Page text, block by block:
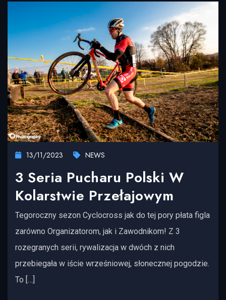
13/11/2023 NEWS
3 Seria Pucharu Polski W
Kolarstwie Przełajowym
Tegoroczny sezon Cyclocross jak do tej pory płata figla
zarówno Organizatorom, jak i Zawodnikom! Z 3
rozegranych serii, rywalizacja w dwóch z nich
przebiegała w iście wrześniowej, słonecznej pogodzie.
To […]